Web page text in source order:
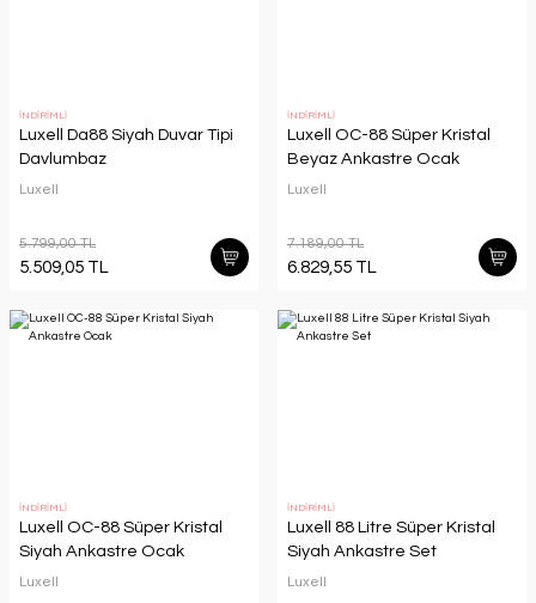
İNDİRİMLİ
Luxell Da88 Siyah Duvar Tipi
Davlumbaz
Luxell
5.799,00 TL
5.509,05 TL
İNDİRİMLİ
Luxell OC-88 Süper Kristal
Beyaz Ankastre Ocak
Luxell
7.189,00 TL
6.829,55 TL
İNDİRİMLİ
Luxell OC-88 Süper Kristal
Siyah Ankastre Ocak
Luxell
İNDİRİMLİ
Luxell 88 Litre Süper Kristal
Siyah Ankastre Set
Luxell